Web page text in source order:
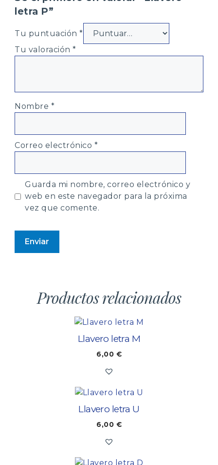
letra P”
Tu puntuación *
Tu valoración *
Nombre *
Correo electrónico *
Guarda mi nombre, correo electrónico y
web en este navegador para la próxima
vez que comente.
Productos relacionados
Llavero letra M
6,00 €
Llavero letra U
6,00 €